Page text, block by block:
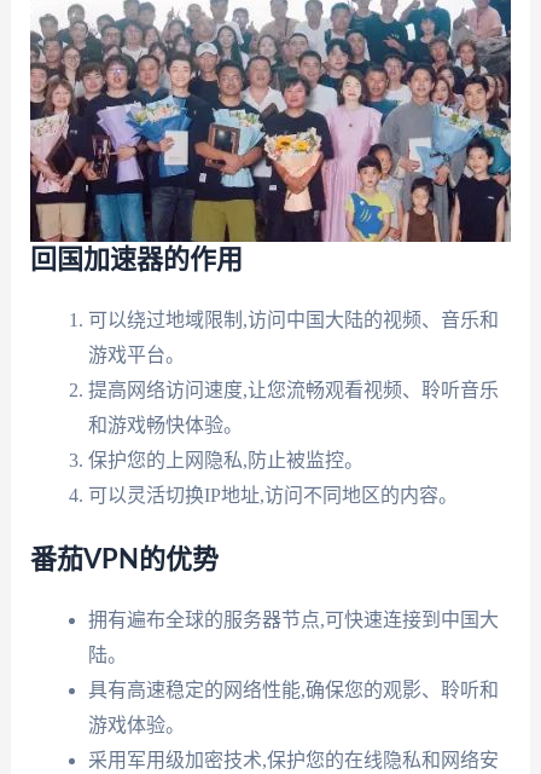
回国加速器的作用
可以绕过地域限制,访问中国大陆的视频、音乐和
游戏平台。
提高网络访问速度,让您流畅观看视频、聆听音乐
和游戏畅快体验。
保护您的上网隐私,防止被监控。
可以灵活切换IP地址,访问不同地区的内容。
番茄VPN的优势
拥有遍布全球的服务器节点,可快速连接到中国大
陆。
具有高速稳定的网络性能,确保您的观影、聆听和
游戏体验。
采用军用级加密技术,保护您的在线隐私和网络安